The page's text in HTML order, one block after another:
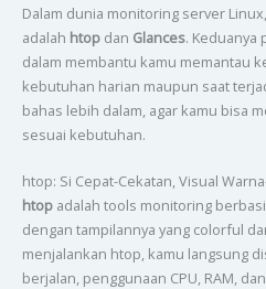
Dalam dunia monitoring server
adalah htopdan Glances. Keduanya
dalam membantu kamu memantau
kebutuhan harian maupun saat
bahas lebih dalam, agar kamu bisa
sesuai kebutuhan.
htop: Si Cepat-Cekatan, Visual
htopadalah tools monitoring
dengan tampilannya yang colorful
menjalankan htop, kamu langsung
berjalan, penggunaan CPU, RAM,